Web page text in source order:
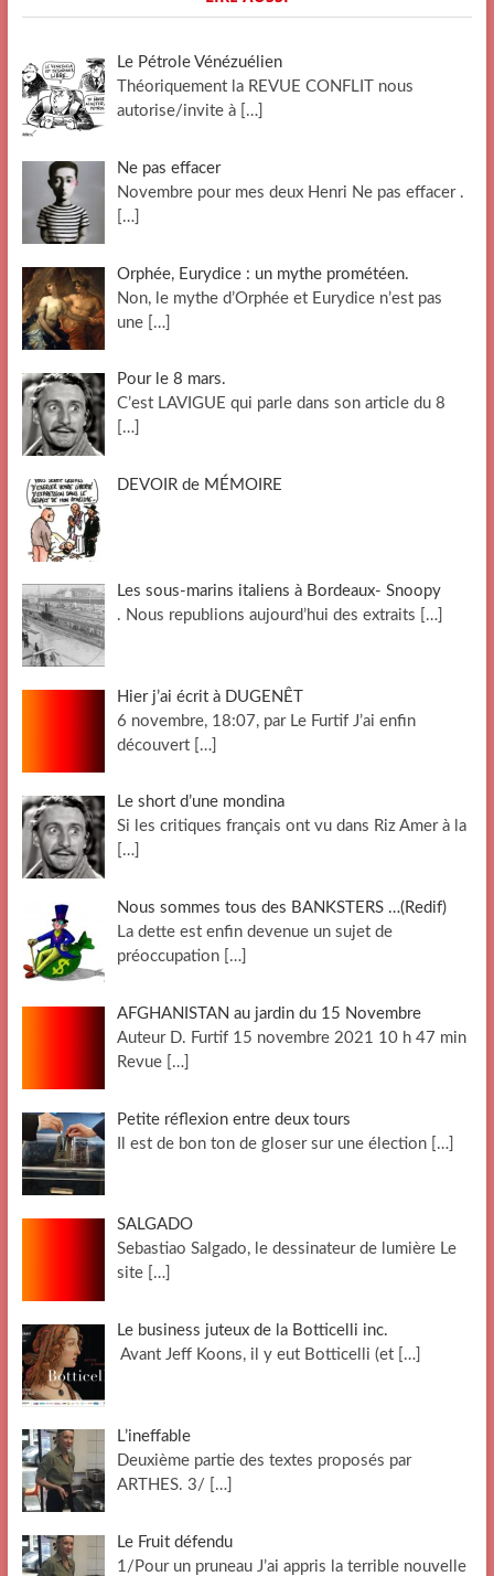
Le Pétrole Vénézuélien
Théoriquement la REVUE CONFLIT nous
autorise/invite à
[…]
Ne pas effacer
Novembre pour mes deux Henri Ne pas effacer .
[…]
Orphée, Eurydice : un mythe prométéen.
Non, le mythe d’Orphée et Eurydice n’est pas
une
[…]
Pour le 8 mars.
C’est LAVIGUE qui parle dans son article du 8
[…]
DEVOIR de MÉMOIRE
Les sous-marins italiens à Bordeaux- Snoopy
. Nous republions aujourd’hui des extraits
[…]
Hier j’ai écrit à DUGENÊT
6 novembre, 18:07, par Le Furtif J’ai enfin
découvert
[…]
Le short d’une mondina
Si les critiques français ont vu dans Riz Amer à la
[…]
Nous sommes tous des BANKSTERS …(Redif)
La dette est enfin devenue un sujet de
préoccupation
[…]
AFGHANISTAN au jardin du 15 Novembre
Auteur D. Furtif 15 novembre 2021 10 h 47 min
Revue
[…]
Petite réflexion entre deux tours
Il est de bon ton de gloser sur une élection
[…]
SALGADO
Sebastiao Salgado, le dessinateur de lumière Le
site
[…]
Le business juteux de la Botticelli inc.
Avant Jeff Koons, il y eut Botticelli (et
[…]
L’ineffable
Deuxième partie des textes proposés par
ARTHES. 3/
[…]
Le Fruit défendu
1/Pour un pruneau J’ai appris la terrible nouvelle